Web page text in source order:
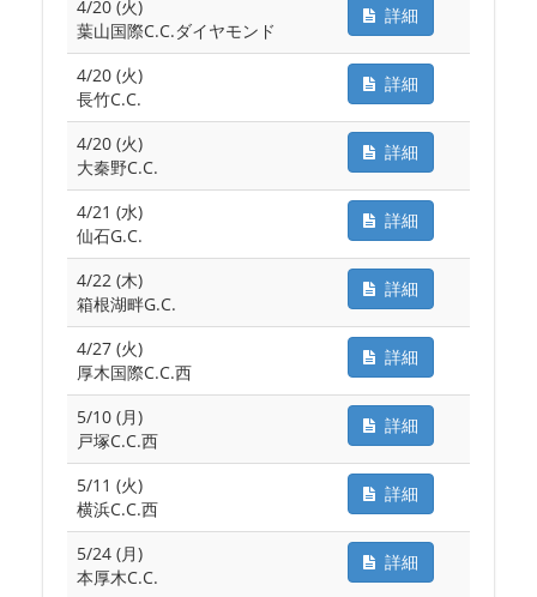
4/20 (火)
葉山国際C.C.ダイヤモンド
詳細
4/20 (火)
長竹C.C.
詳細
4/20 (火)
大秦野C.C.
詳細
4/21 (水)
仙石G.C.
詳細
4/22 (木)
箱根湖畔G.C.
詳細
4/27 (火)
厚木国際C.C.西
詳細
5/10 (月)
戸塚C.C.西
詳細
5/11 (火)
横浜C.C.西
詳細
5/24 (月)
本厚木C.C.
詳細